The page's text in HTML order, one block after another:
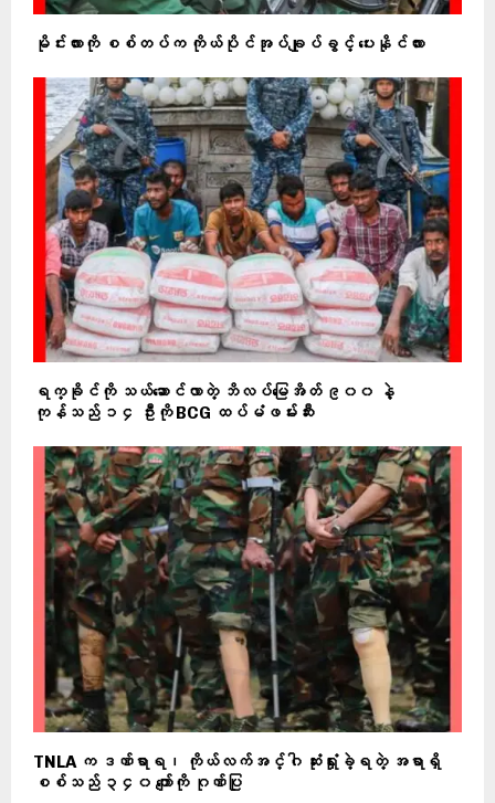
မိုင်းလားကို စစ်တပ်က ကိုယ်ပိုင်အုပ်ချုပ်ခွင့် ပေးနိုင်လား
ရက္ခိုင်ကို သယ်ဆောင်လာတဲ့ ဘိလပ်မြေအိတ် ၉၀၀ နဲ့
ကုန်သည် ၁၄ ဦးကို BCG ထပ်မံဖမ်းဆီး
TNLA က ဒဏ်ရာရ၊ ကိုယ်လက်အင်္ဂါ ဆုံးရှုံးခဲ့ရတဲ့ အရာရှိ
စစ်သည် ၃၄၀ ကျော်ကို ဂုဏ်ပြု